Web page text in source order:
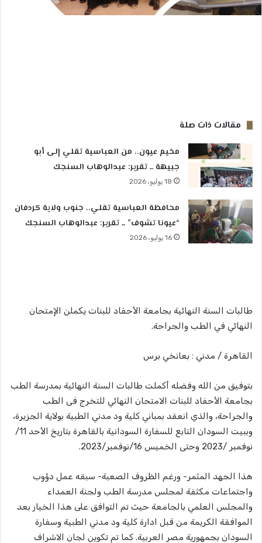
مقالات ذات صلة
مخيم عيون.. من العباسية تقلي إلى أبو
جبيهة ــ تقرير: عبدالوهاب السنجك
18 يوليو، 2026
محافظة العباسية تقلي.. جنوب ولاية كردفان
“عيونا تشوف” ــ تقرير: عبدالوهاب السنجك
16 يوليو، 2026
طالبات السنة النهائية بجامعة الأحفاد للبنات يكملن الإمتحان
النهائي في الطب والجراحة.
القاهرة / مدني : بعانخي برس
بتوفيق من الله وفضله أكملت طالبات السنة النهائية بمدرسة الطب
بجامعة الأحفاد للبنات الامتحان النهائي للتخرج فى الطب
والجراحة، والذي انعقد بمباني كلية ود مدني الطبية بولاية الجزيرة،
وببيت السودان التابع للسفارة السودانية بالقاهرة بتاريخ الأحد 11/
نوفمبر /2023 وحتى الخميس 16/نوفمبر/2023.
هذا الجهد المثمر- ورغم الظروف الصعبة- سبقه عمل دؤوب
واجتماعات مكثفة لمجلس مدرسة الطب ولجنة العمداء
والمجلس العلمي بالجامعة حيث تم التوافق على هذا الخيار بعد
الموافقة الكريمة من قبل ادارة كلية ود مدني الطبية وسفارة
السودان بجمهورية مصر العربية. كما تم تكوين لجان الاشراف